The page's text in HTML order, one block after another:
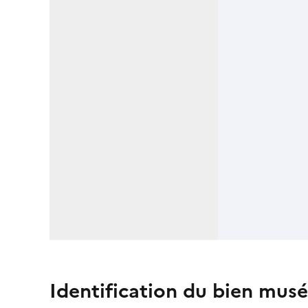
Identification du bien